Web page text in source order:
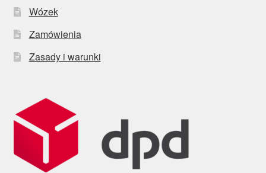
Wózek
Zamówienia
Zasady i warunki